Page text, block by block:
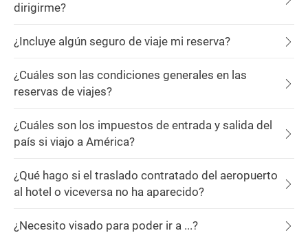
dirigirme?
¿Incluye algún seguro de viaje mi reserva?
¿Cuáles son las condiciones generales en las
reservas de viajes?
¿Cuáles son los impuestos de entrada y salida del
país si viajo a América?
¿Qué hago si el traslado contratado del aeropuerto
al hotel o viceversa no ha aparecido?
¿Necesito visado para poder ir a ...?